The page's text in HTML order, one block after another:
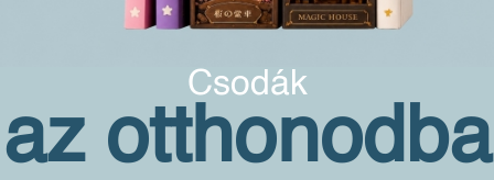
Csodák
az otthonodba